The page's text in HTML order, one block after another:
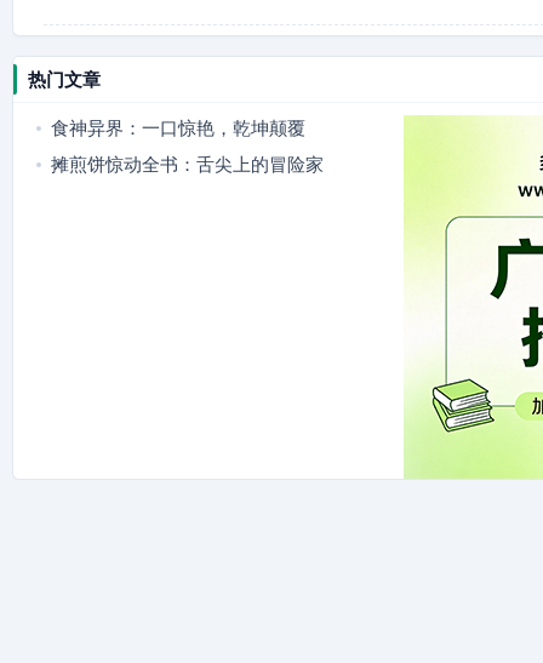
热门文章
食神异界：一口惊艳，乾坤颠覆
摊煎饼惊动全书：舌尖上的冒险家